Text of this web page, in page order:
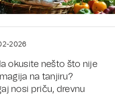
2026
okusite nešto što nije
na tanjiru?
nosi priču, drevnu